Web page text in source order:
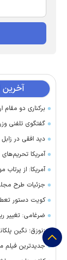
آخرین
برکناری دو مقام
گفتگوی تلفنی
دید افقی در زابل به ۲۵۰۰ متر
آمریکا
آمریکا: از
جزئیات طرح
کویت دستور
ضرغامی: تغییر
زنوزق؛ نگین
جدیدترین فیلم